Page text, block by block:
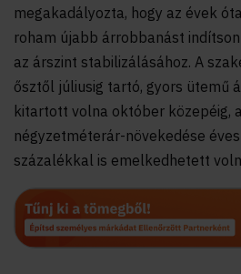
megakadályozta, hogy az évek
roham újabb árrobbanást
az árszint stabilizálásához. A
ősztől júliusig tartó, gyors ütemű
kitartott volna október közepéig,
négyzetméterár-növekedése
százalékkal is emelkedhetett